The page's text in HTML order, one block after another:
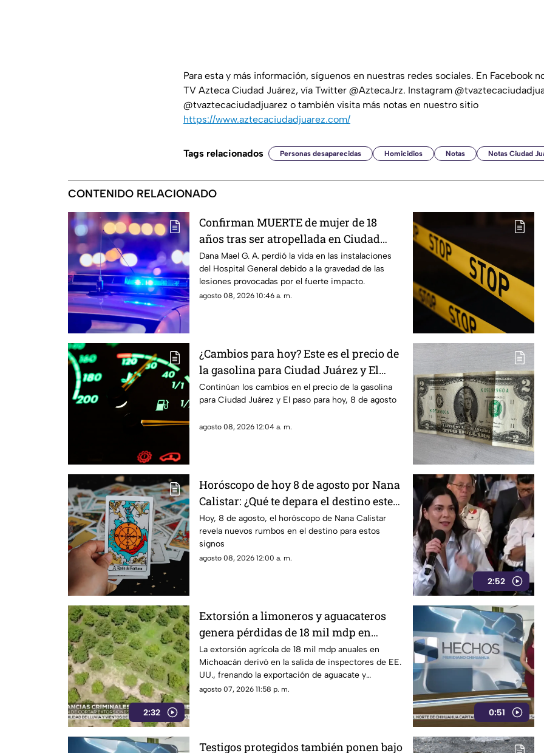
Para esta y más información, síguenos en nuestras redes sociales. En Facebook
TV Azteca Ciudad Juárez, vía Twitter @AztecaJrz. Instagram
@tvaztecaciudadjuarez o también visita más notas en nuestro sitio
https://www.aztecaciudadjuarez.com/
Tags relacionados Personas desaparecidas Homicidios Notas Notas Ciudad
CONTENIDO RELACIONADO
Confirman MUERTE de mujer de 18
años tras ser atropellada en Ciudad
Juárez
Dana Mael G. A. perdió la vida en las instalaciones
del Hospital General debido a la gravedad de las
lesiones provocadas por el fuerte impacto.
agosto 08, 2026 10:46 a. m.
¿Cambios para hoy? Este es el precio de
la gasolina para Ciudad Juárez y El
Paso
Continúan los cambios en el precio de la gasolina
para Ciudad Juárez y El paso para hoy, 8 de agosto
agosto 08, 2026 12:04 a. m.
Horóscopo de hoy 8 de agosto por Nana
Calistar: ¿Qué te depara el destino este
sábado?
Hoy, 8 de agosto, el horóscopo de Nana Calistar
revela nuevos rumbos en el destino para estos
signos
agosto 08, 2026 12:00 a. m.
2:52
2:32
Extorsión a limoneros y aguacateros
genera pérdidas de 18 mil mdp en
Michoacán
La extorsión agrícola de 18 mil mdp anuales en
Michoacán derivó en la salida de inspectores de EE.
UU., frenando la exportación de aguacate y
provocando severas pérdidas
agosto 07, 2026 11:58 p. m.
0:51
Testigos protegidos también ponen bajo